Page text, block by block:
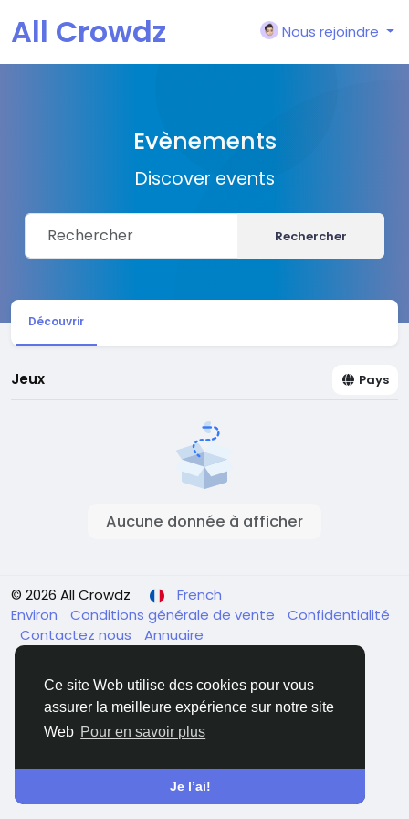
Ce site Web utilise des cookies pour vous
assurer la meilleure expérience sur notre site
Web Pour en savoir plus
Je l’ai!
All Crowdz Nous rejoindre
Evènements
Discover events
Rechercher
Découvrir
Jeux Pays
Aucune donnée à afficher
© 2026 All Crowdz
French
Environ
Conditions générale de vente
Confidentialité
Contactez nous
Annuaire